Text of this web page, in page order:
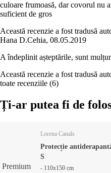
culoare frumoasă, dar covorul nu
suficient de gros
Această recenzie a fost tradusă
Hana D.Cehia, 08.05.2019
A îndeplinit așteptările, sunt
Această recenzie a fost tradusă
toate recenziile (6)
Ți-ar putea fi de
Premium
Lorena Canals
Protecție
S
- 110x150 cm